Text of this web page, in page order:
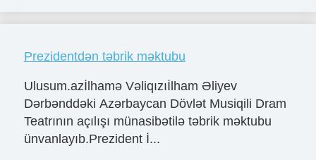
Prezidentdən təbrik məktubu
Ulusum.azİlhamə Vəliqızıİlham Əliyev
Dərbənddəki Azərbaycan Dövlət Musiqili Dram
Teatrının açılışı münasibətilə təbrik məktubu
ünvanlayıb.Prezident İ...